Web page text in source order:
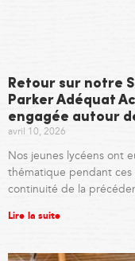
Retour sur notre
Parker Adéquat
engagée autour
avril 10, 2026
Nos jeunes lycéens ont
thématique pendant ces
continuité de la
Lire la suite